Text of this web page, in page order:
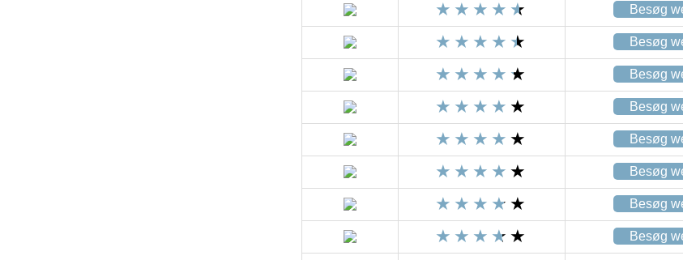
Besøg
Besøg
Besøg
Besøg
Besøg
Besøg
Besøg
Besøg